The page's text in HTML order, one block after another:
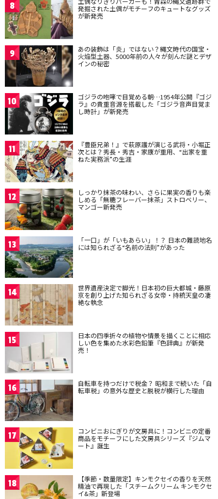
8 発掘された土偶がモチーフのキュートなグッズ
が新発売
9 あの装飾は「炎」ではない？縄文時代の国宝・
火焔型土器、5000年前の人々が刻んだ謎とデザ
インの秘密
10 ゴジラの咆哮で目覚める朝…1954年公開『ゴジ
ラ』の貴重音源を搭載した「ゴジラ音声目覚ま
し時計」が新発売
11 『豊臣兄弟！』で萩原護が演じる武将・小堀正
次とは？秀長・秀吉・家康が重用、“出家を重
ねた実務派”の生涯
12 しっかり抹茶の味わい、さらに果実の香りも楽
しめる「無糖フレーバー抹茶」ストロベリー、
マンゴー新発売
13 「一口」が「いもあらい」！？ 日本の難読地名
には知られざる“名前の法則”があった
14 世界遺産決定で脚光！日本初の巨大都城・藤原
京を創り上げた知られざる女帝・持統天皇の凄
絶な執念
15 日本の四季折々の植物や情景を描くことに相応
しい色を集めた水彩色鉛筆『色辞典』が新発
売！
16 自転車を持つだけで税金？ 昭和まで続いた「自
転車税」の意外な歴史と脱税が横行した理由
17 コンビニおにぎりが文房具に！コンビニの定番
商品をモチーフにした文房具シリーズ『ジムマ
ート』誕生
18 【季節・数量限定】キンモクセイの香りを天然
精油で再現した「スチームクリーム キンモクセ
イ&茶」新登場